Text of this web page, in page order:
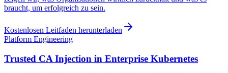
braucht, um erfolgreich zu sein.
Kostenlosen Leitfaden herunterladen
Platform Engineering
Trusted CA Injection in Enterprise Kubernetes